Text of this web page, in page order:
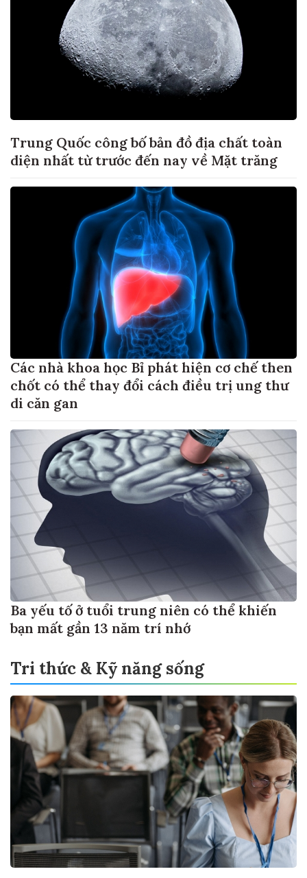
Trung Quốc công bố bản đồ địa chất toàn
diện nhất từ trước đến nay về Mặt trăng
Các nhà khoa học Bỉ phát hiện cơ chế then
chốt có thể thay đổi cách điều trị ung thư
di căn gan
Ba yếu tố ở tuổi trung niên có thể khiến
bạn mất gần 13 năm trí nhớ
Tri thức & Kỹ năng sống